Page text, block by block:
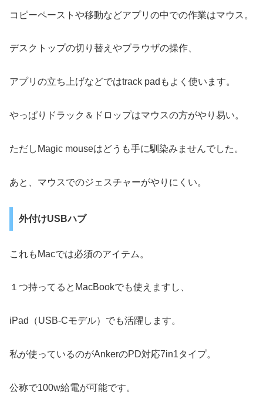
コピーペーストや移動などアプリの中での作業はマウス。
デスクトップの切り替えやブラウザの操作、
アプリの立ち上げなどではtrack padもよく使います。
やっぱりドラック＆ドロップはマウスの方がやり易い。
ただしMagic mouseはどうも手に馴染みませんでした。
あと、マウスでのジェスチャーがやりにくい。
外付けUSBハブ
これもMacでは必須のアイテム。
１つ持ってるとMacBookでも使えますし、
iPad（USB-Cモデル）でも活躍します。
私が使っているのがAnkerのPD対応7in1タイプ。
公称で100w給電が可能です。